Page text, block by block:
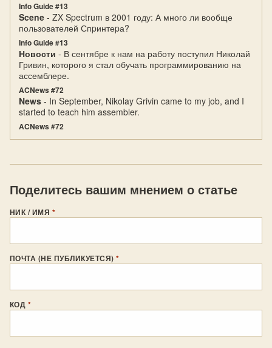
Info Guide #13
Scene - ZX Spectrum в 2001 году: А много ли вообще
пользователей Спpинтеpа?
Info Guide #13
Новости - В сентябре к нам на работу поступил Николай
Гривин, которого я стал обучать программированию на
ассемблере.
ACNews #72
News - In September, Nikolay Grivin came to my job, and I
started to teach him assembler.
ACNews #72
Поделитесь вашим мнением о статье
НИК / ИМЯ *
ПОЧТА (НЕ ПУБЛИКУЕТСЯ)*
КОД *